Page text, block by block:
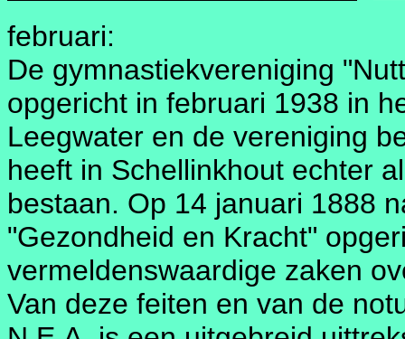
februari:
De gymnastiekvereniging
opgericht in februari 1938 in
Leegwater en de vereniging
heeft in Schellinkhout echter
bestaan. Op 14 januari 1888
"Gezondheid en Kracht"
vermeldenswaardige zaken
Van deze feiten en van de